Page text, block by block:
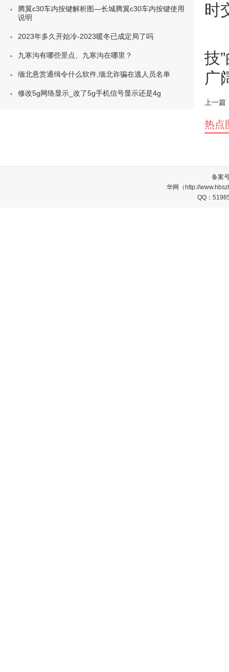
时
技
广
上一篇
腾翼c30车内按键解析图—长城腾翼c30车内按键使用
说明
2023年多久开始冷-2023暖冬已成定局了吗
九寒沟有哪些景点、九寒沟在哪里？
缅北悬赏通缉令什么软件,缅北诈骗在逃人员名单
修改5g网络显示_改了5g手机信号显示还是4g
热点
备案
华网（http://
QQ：